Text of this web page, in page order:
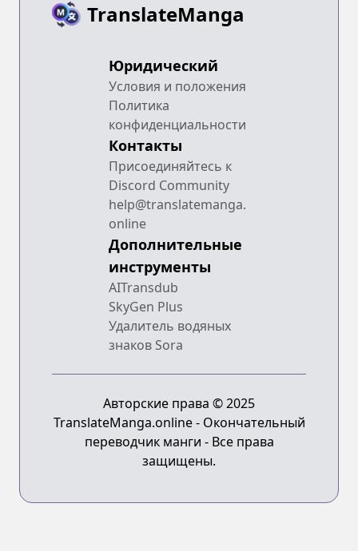
TranslateManga
Юридический
Условия и положения
Политика
конфиденциальности
Контакты
Присоединяйтесь к
Discord Community
help@translatemanga.
online
Дополнительные
инструменты
AITransdub
SkyGen Plus
Удалитель водяных
знаков Sora
Авторские права © 2025
TranslateManga.online - Окончательный
переводчик манги - Все права
защищены.